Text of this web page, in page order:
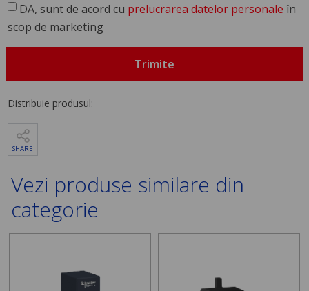
DA, sunt de acord cu prelucrarea datelor personale în
scop de marketing
Trimite
Distribuie produsul:
SHARE
Vezi produse similare din
categorie